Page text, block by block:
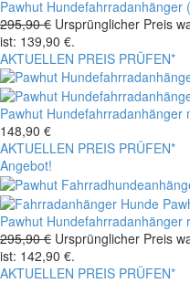
Pawhut Hundefahrradanhänger
295,90€ Ursprünglicher Preis
ist: 139,90 €.
AKTUELLEN PREIS PRÜFEN*
Pawhut Hundefahrradanhänger
148,90 €
AKTUELLEN PREIS PRÜFEN*
Angebot!
Pawhut Hundefahrradanhänger
295,90€ Ursprünglicher Preis
ist: 142,90 €.
AKTUELLEN PREIS PRÜFEN*